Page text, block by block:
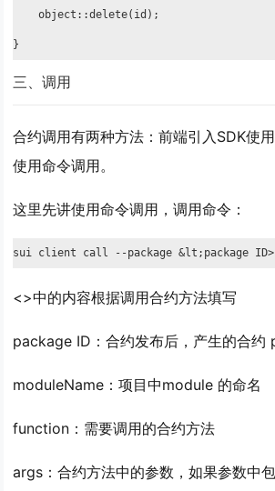
    object::delete(id);
}
三、调用
合约调用有两种方法：前端引入SDK使
使用命令调用。
这里先讲使用命令调用，调用命令：
sui client call --package &lt;package
<>中的内容根据调用合约方法填写
package ID：合约发布后，产生的合约
moduleName：项目中module 的命名
function：需要调用的合约方法
args：合约方法中的参数，如果参数中